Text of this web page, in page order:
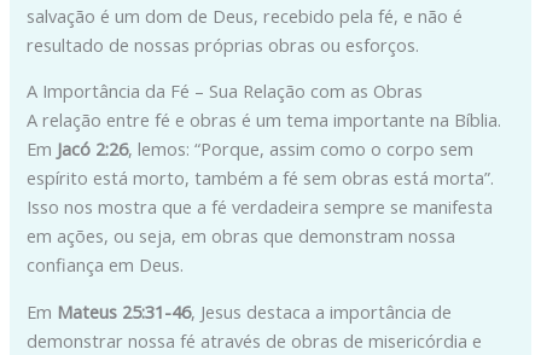
salvação é um dom de Deus, recebido pela fé, e não é
resultado de nossas próprias obras ou esforços.
A Importância da Fé – Sua Relação com as Obras
A relação entre fé e obras é um tema importante na Bíblia.
Em Jacó 2:26, lemos: “Porque, assim como o corpo sem
espírito está morto, também a fé sem obras está morta”.
Isso nos mostra que a fé verdadeira sempre se manifesta
em ações, ou seja, em obras que demonstram nossa
confiança em Deus.
Em Mateus 25:31-46, Jesus destaca a importância de
demonstrar nossa fé através de obras de misericórdia e